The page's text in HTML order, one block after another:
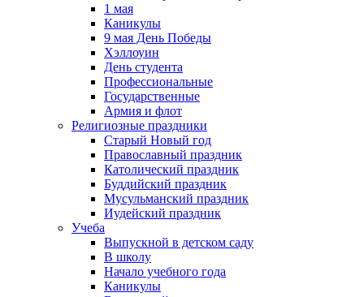
1 мая
Каникулы
9 мая День Победы
Хэллоуин
День студента
Профессиональные
Государственные
Армия и флот
Религиозные праздники
Старый Новый год
Православный праздник
Католический праздник
Буддийский праздник
Мусульманский праздник
Иудейский праздник
Учеба
Выпускной в детском саду
В школу
Начало учебного года
Каникулы